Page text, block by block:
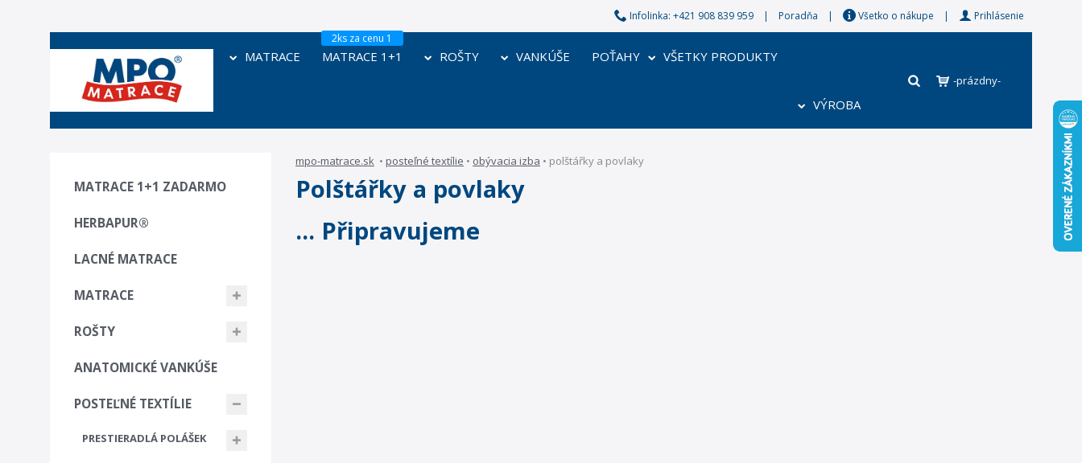
Infolinka: +421 908 839 959 | Poradňa | Všetko o nákupe | Prihlásenie
MATRACE MATRACE 1+1 ROŠTY VANKÚŠE POŤAHY VŠETKY PRODUKTY
VÝROBA
-prázdny-
mpo-matrace.sk • posteľné textílie • obývacia izba • polštářky a povlaky
Polštářky a povlaky
... Připravujeme
MATRACE 1+1 ZADARMO
HERBAPUR®
LACNÉ MATRACE
MATRACE
ROŠTY
ANATOMICKÉ VANKÚŠE
POSTEĽNÉ TEXTÍLIE
PRESTIERADLÁ POLÁŠEK